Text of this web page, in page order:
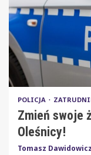
POLICJA
Zmień swoje
Oleśnicy!
Tomasz Dawidowicz